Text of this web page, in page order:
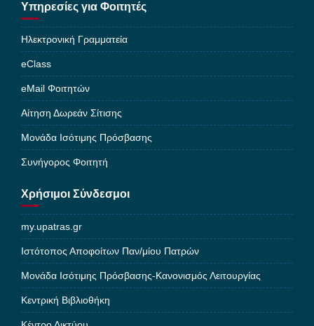
Υπηρεσίες για Φοιτητές
Ηλεκτρονική Γραμματεία
eClass
eMail Φοιτητών
Αίτηση Δωρεάν Σίτισης
Μονάδα Ισότιμης Πρόσβασης
Συνήγορος Φοιτητή
Χρήσιμοι Σύνδεσμοι
my.upatras.gr
Ιστότοπος Αποφοίτων Παν/μίου Πατρών
Μονάδα Ισότιμης Πρόσβασης-Κανονισμός Λειτουργίας
Κεντρική Βιβλιοθήκη